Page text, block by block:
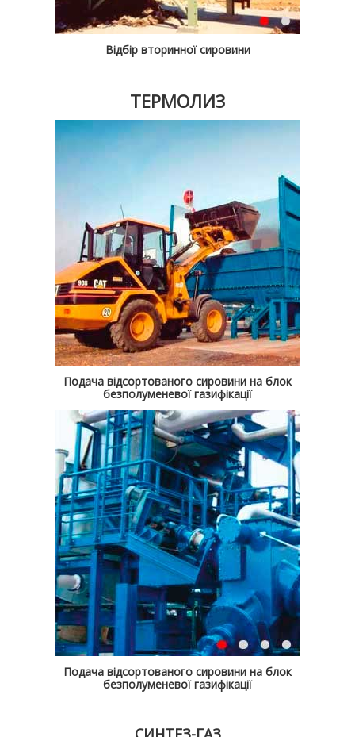
Відбір вторинної сировини
ТЕРМОЛИЗ
Подача відсортованого сировини на блок
безполуменевої газифікації
Подача відсортованого сировини на блок
безполуменевої газифікації